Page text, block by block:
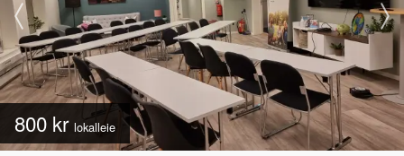
800 kr lokalleie